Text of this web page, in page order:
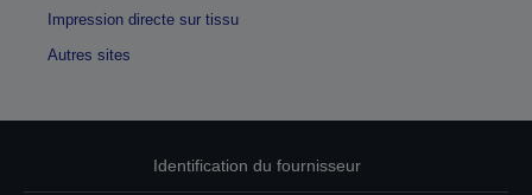
Impression directe sur tissu
Autres sites
Identification du fournisseur